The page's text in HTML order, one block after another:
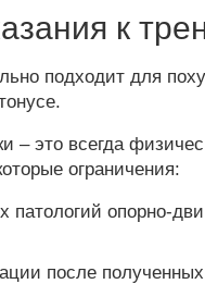
к
подходит для
– это всегда
ограничения:
патологий опорно-
после